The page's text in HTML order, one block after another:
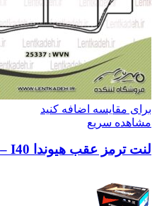
برای مقایسه اضافه کنید
مشاهده سریع
لنت ترمز عقب هیوندا I40 – فریکسا Frixa